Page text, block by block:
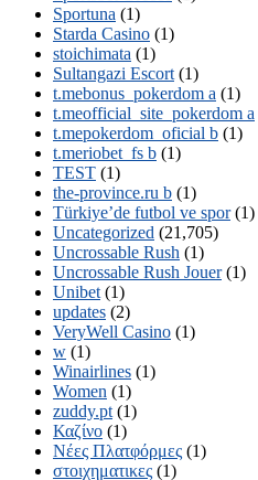
Sportuna (1)
Starda Casino (1)
stoichimata (1)
Sultangazi Escort (1)
t.mebonus_pokerdom a (1)
t.meofficial_site_pokerdom a
t.mepokerdom_oficial b (1)
t.meriobet_fs b (1)
TEST (1)
the-province.ru b (1)
Türkiye’de futbol ve spor (1)
Uncategorized (21,705)
Uncrossable Rush (1)
Uncrossable Rush Jouer (1)
Unibet (1)
updates (2)
VeryWell Casino (1)
w (1)
Winairlines (1)
Women (1)
zuddy.pt (1)
Καζίνο (1)
Νέες Πλατφόρμες (1)
στοιχηματικες (1)